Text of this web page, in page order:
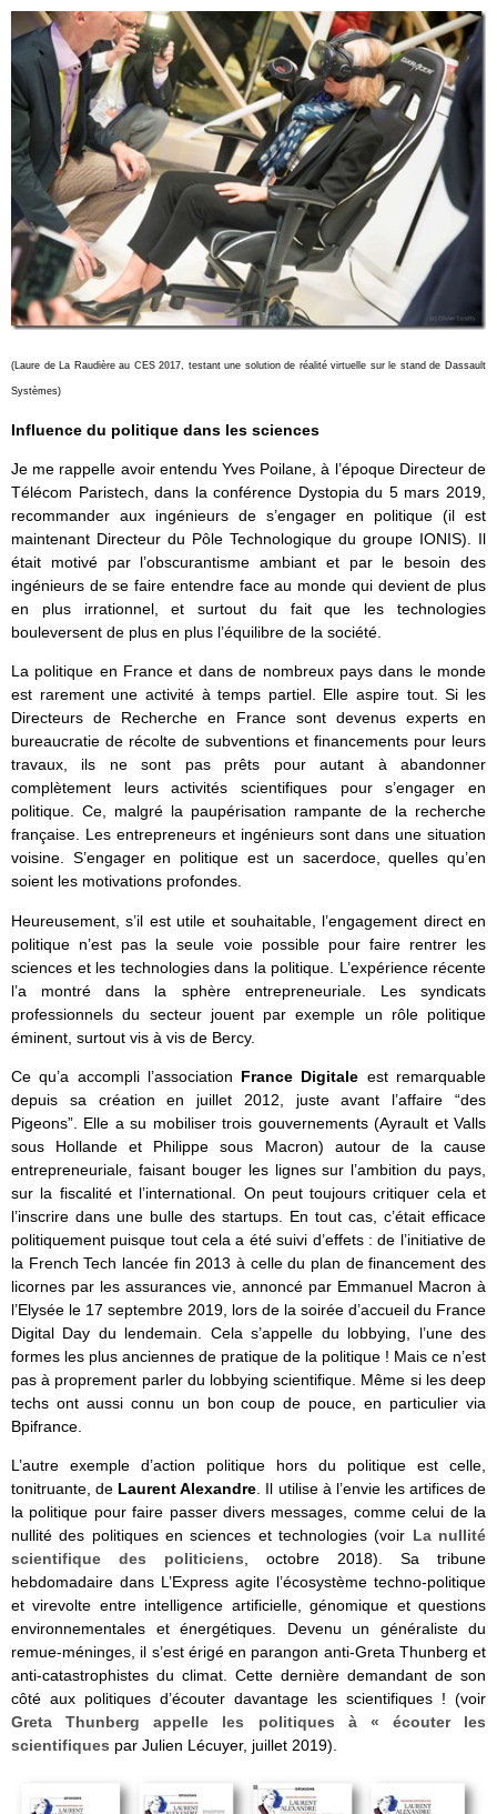
(Laure de La Raudière au CES 2017, testant une solution de réalité virtuelle sur le stand de Dassault
Systèmes)
Influence du politique dans les sciences
Je me rappelle avoir entendu Yves Poilane, à l’époque Directeur de
Télécom Paristech, dans la conférence Dystopia du 5 mars 2019,
recommander aux ingénieurs de s’engager en politique (il est
maintenant Directeur du Pôle Technologique du groupe IONIS). Il
était motivé par l’obscurantisme ambiant et par le besoin des
ingénieurs de se faire entendre face au monde qui devient de plus
en plus irrationnel, et surtout du fait que les technologies
bouleversent de plus en plus l’équilibre de la société.
La politique en France et dans de nombreux pays dans le monde
est rarement une activité à temps partiel. Elle aspire tout. Si les
Directeurs de Recherche en France sont devenus experts en
bureaucratie de récolte de subventions et financements pour leurs
travaux, ils ne sont pas prêts pour autant à abandonner
complètement leurs activités scientifiques pour s’engager en
politique. Ce, malgré la paupérisation rampante de la recherche
française. Les entrepreneurs et ingénieurs sont dans une situation
voisine. S’engager en politique est un sacerdoce, quelles qu’en
soient les motivations profondes.
Heureusement, s’il est utile et souhaitable, l’engagement direct en
politique n’est pas la seule voie possible pour faire rentrer les
sciences et les technologies dans la politique. L’expérience récente
l’a montré dans la sphère entrepreneuriale. Les syndicats
professionnels du secteur jouent par exemple un rôle politique
éminent, surtout vis à vis de Bercy.
Ce qu’a accompli l’association France Digitale est remarquable
depuis sa création en juillet 2012, juste avant l’affaire “des
Pigeons”. Elle a su mobiliser trois gouvernements (Ayrault et Valls
sous Hollande et Philippe sous Macron) autour de la cause
entrepreneuriale, faisant bouger les lignes sur l’ambition du pays,
sur la fiscalité et l’international. On peut toujours critiquer cela et
l’inscrire dans une bulle des startups. En tout cas, c’était efficace
politiquement puisque tout cela a été suivi d’effets : de l’initiative de
la French Tech lancée fin 2013 à celle du plan de financement des
licornes par les assurances vie, annoncé par Emmanuel Macron à
l’Elysée le 17 septembre 2019, lors de la soirée d’accueil du France
Digital Day du lendemain. Cela s’appelle du lobbying, l’une des
formes les plus anciennes de pratique de la politique ! Mais ce n’est
pas à proprement parler du lobbying scientifique. Même si les deep
techs ont aussi connu un bon coup de pouce, en particulier via
Bpifrance.
L’autre exemple d’action politique hors du politique est celle,
tonitruante, de Laurent Alexandre . Il utilise à l’envie les artifices de
la politique pour faire passer divers messages, comme celui de la
nullité des politiques en sciences et technologies (voir La nullité
scientifique des politiciens , octobre 2018). Sa tribune
hebdomadaire dans L’Express agite l’écosystème techno-politique
et virevolte entre intelligence artificielle, génomique et questions
environnementales et énergétiques. Devenu un généraliste du
remue-méninges, il s’est érigé en parangon anti-Greta Thunberg et
anti-catastrophistes du climat. Cette dernière demandant de son
côté aux politiques d’écouter davantage les scientifiques ! (voir
Greta Thunberg appelle les politiques à « écouter les
scientifiques par Julien Lécuyer, juillet 2019).